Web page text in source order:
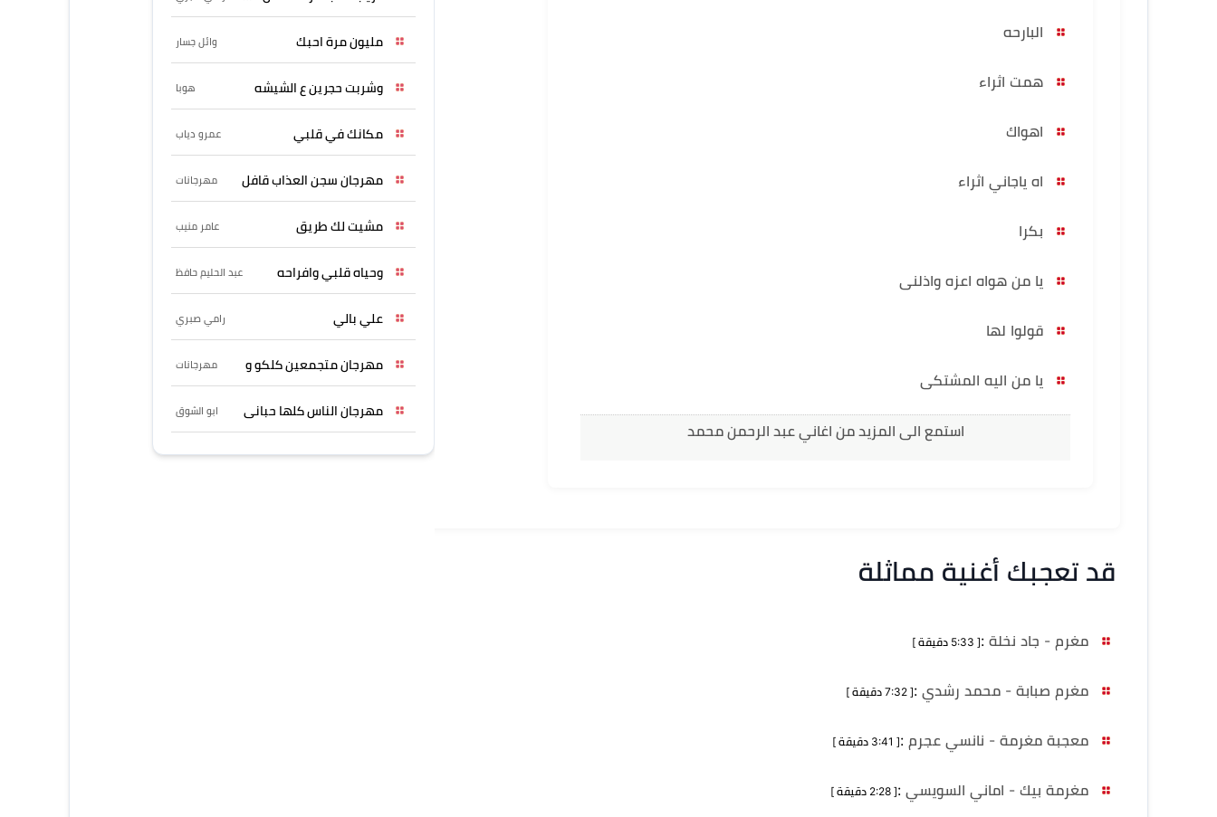
البارحه
همت اثراء
اهواك
اه ياجاني اثراء
بكرا
يا من هواه اعزه واذلنى
قولوا لها
يا من اليه المشتكى
استمع الى المزيد من اغاني عبد الرحمن محمد
قد تعجبك أغنية مماثلة
مغرم - جاد نخلة :[ 5:33 دقيقة ]
مغرم صبابة - محمد رشدي :[ 7:32 دقيقة ]
معجبة مغرمة - نانسي عجرم :[ 3:41 دقيقة ]
مغرمة بيك - اماني السويسي :[ 2:28 دقيقة ]
مليون مرة احبك وائل جسار
وشربت حجرين ع الشيشه هوبا
مكانك في قلبي عمرو دياب
مهرجان سجن العذاب قافل مهرجانات
مشيت لك طريق عامر منيب
وحياه قلبي وافراحه عبد الحليم حافظ
علي بالي رامي صبري
مهرجان متجمعين كلكو و مهرجانات
مهرجان الناس كلها حبانى ابو الشوق